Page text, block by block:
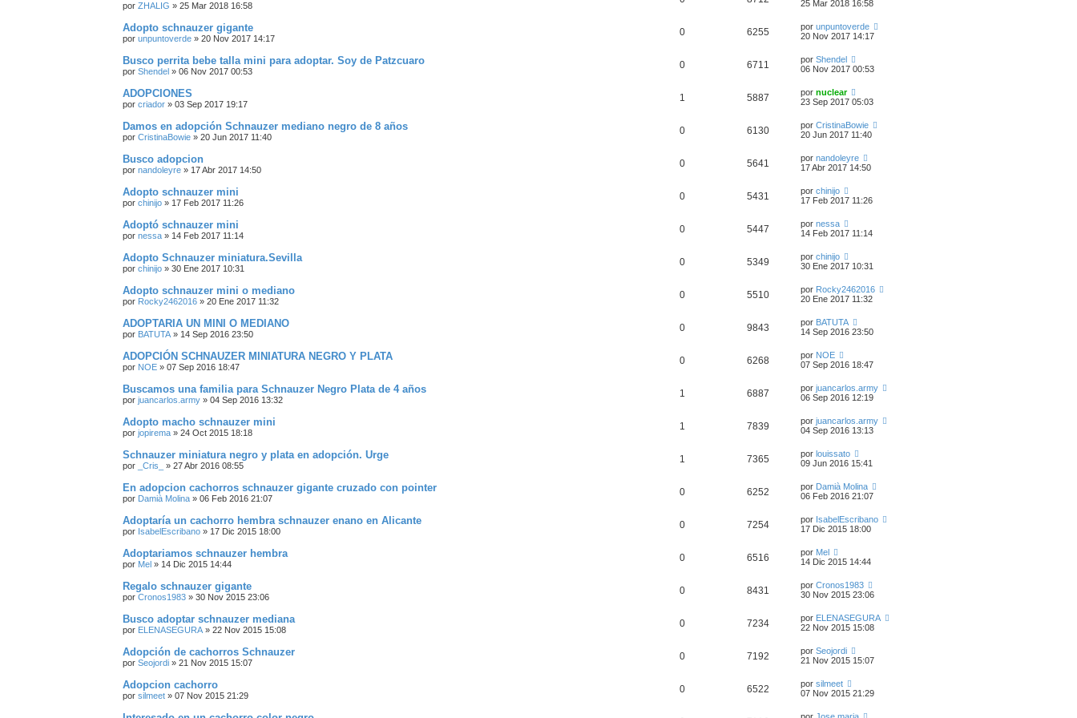
por ZHALIG » 25 Mar 2018 16:58
25 Mar 2018 16:58
Adopto schnauzer gigante
por unpuntoverde » 20 Nov 2017 14:17
0 6255 por unpuntoverde
20 Nov 2017 14:17
Busco perrita bebe talla mini para adoptar. Soy de Patzcuaro
por Shendel » 06 Nov 2017 00:53
0 6711 por Shendel
06 Nov 2017 00:53
ADOPCIONES
por criador » 03 Sep 2017 19:17
1 5887 por nuclear
23 Sep 2017 05:03
Damos en adopción Schnauzer mediano negro de 8 años
por CristinaBowie » 20 Jun 2017 11:40
0 6130 por CristinaBowie
20 Jun 2017 11:40
Busco adopcion
por nandoleyre » 17 Abr 2017 14:50
0 5641 por nandoleyre
17 Abr 2017 14:50
Adopto schnauzer mini
por chinijo » 17 Feb 2017 11:26
0 5431 por chinijo
17 Feb 2017 11:26
Adoptó schnauzer mini
por nessa » 14 Feb 2017 11:14
0 5447 por nessa
14 Feb 2017 11:14
Adopto Schnauzer miniatura.Sevilla
por chinijo » 30 Ene 2017 10:31
0 5349 por chinijo
30 Ene 2017 10:31
Adopto schnauzer mini o mediano
por Rocky2462016 » 20 Ene 2017 11:32
0 5510 por Rocky2462016
20 Ene 2017 11:32
ADOPTARIA UN MINI O MEDIANO
por BATUTA » 14 Sep 2016 23:50
0 9843 por BATUTA
14 Sep 2016 23:50
ADOPCIÓN SCHNAUZER MINIATURA NEGRO Y PLATA
por NOE » 07 Sep 2016 18:47
0 6268 por NOE
07 Sep 2016 18:47
Buscamos una familia para Schnauzer Negro Plata de 4 años
por juancarlos.army » 04 Sep 2016 13:32
1 6887 por juancarlos.army
06 Sep 2016 12:19
Adopto macho schnauzer mini
por jopirema » 24 Oct 2015 18:18
1 7839 por juancarlos.army
04 Sep 2016 13:13
Schnauzer miniatura negro y plata en adopción. Urge
por _Cris_ » 27 Abr 2016 08:55
1 7365 por louissato
09 Jun 2016 15:41
En adopcion cachorros schnauzer gigante cruzado con pointer
por Damià Molina » 06 Feb 2016 21:07
0 6252 por Damià Molina
06 Feb 2016 21:07
Adoptaría un cachorro hembra schnauzer enano en Alicante
por IsabelEscribano » 17 Dic 2015 18:00
0 7254 por IsabelEscribano
17 Dic 2015 18:00
Adoptariamos schnauzer hembra
por Mel » 14 Dic 2015 14:44
0 6516 por Mel
14 Dic 2015 14:44
Regalo schnauzer gigante
por Cronos1983 » 30 Nov 2015 23:06
0 8431 por Cronos1983
30 Nov 2015 23:06
Busco adoptar schnauzer mediana
por ELENASEGURA » 22 Nov 2015 15:08
0 7234 por ELENASEGURA
22 Nov 2015 15:08
Adopción de cachorros Schnauzer
por Seojordi » 21 Nov 2015 15:07
0 7192 por Seojordi
21 Nov 2015 15:07
Adopcion cachorro
por silmeet » 07 Nov 2015 21:29
0 6522 por silmeet
07 Nov 2015 21:29